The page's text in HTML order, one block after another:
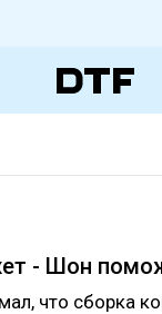
- Шон
что сборка